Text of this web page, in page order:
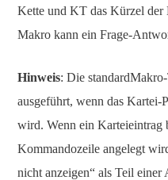
Kette und KT das Kürzel der
Makro kann ein Frage-
Hinweis: Die
ausgeführt, wenn das
wird. Wenn ein Karteieintrag
Kommandozeile angelegt
nicht anzeigen“ als Teil